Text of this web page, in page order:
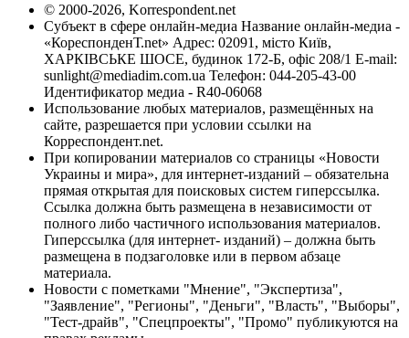
© 2000-2026, Korrespondent.net
Субъект в сфере онлайн-медиа Название онлайн-медиа -
«КореспонденТ.net» Адрес: 02091, місто Київ,
ХАРКІВСЬКЕ ШОСЕ, будинок 172-Б, офіс 208/1 E-mail:
sunlight@mediadim.com.ua Телефон: 044-205-43-00
Идентификатор медиа - R40-06068
Использование любых материалов, размещённых на
сайте, разрешается при условии ссылки на
Корреспондент.net.
При копировании материалов со страницы «Новости
Украины и мира», для интернет-изданий – обязательна
прямая открытая для поисковых систем гиперссылка.
Ссылка должна быть размещена в независимости от
полного либо частичного использования материалов.
Гиперссылка (для интернет- изданий) – должна быть
размещена в подзаголовке или в первом абзаце
материала.
Новости с пометками "Мнение", "Экспертиза",
"Заявление", "Регионы", "Деньги", "Власть", "Выборы",
"Тест-драйв", "Спецпроекты", "Промо" публикуются на